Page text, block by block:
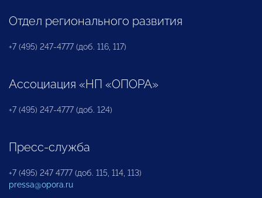
Отдел регионального развития
+7 (495) 247-4777 (доб. 116, 117)
Ассоциация «НП «ОПОРА»
+7 (495) 247-4777 (доб. 124)
Пресс-служба
+7 (495) 247 4777 (доб. 115, 114, 113)
pressa@opora.ru